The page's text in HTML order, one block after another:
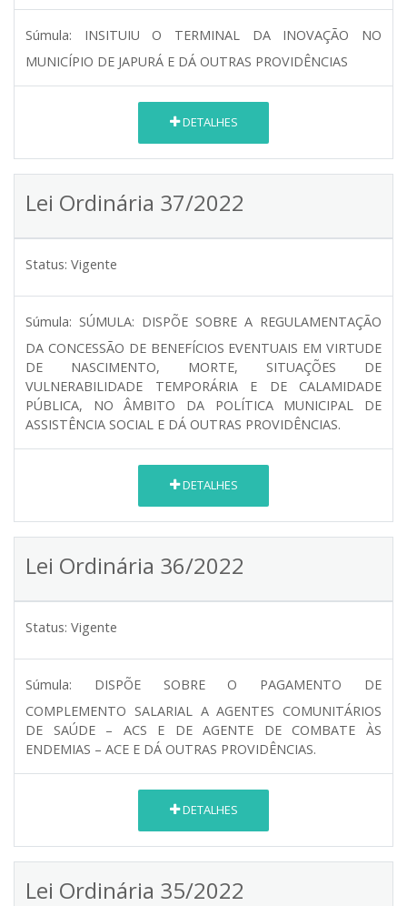
Súmula:
INSITUIU O TERMINAL DA INOVAÇÃO NO
MUNICÍPIO DE JAPURÁ E DÁ OUTRAS PROVIDÊNCIAS
DETALHES
Lei Ordinária 37/2022
Status: Vigente
Súmula: SÚMULA: DISPÕE SOBRE A REGULAMENTAÇÃO
DA CONCESSÃO DE BENEFÍCIOS EVENTUAIS EM VIRTUDE
DE NASCIMENTO, MORTE, SITUAÇÕES DE
VULNERABILIDADE TEMPORÁRIA E DE CALAMIDADE
PÚBLICA, NO ÂMBITO DA POLÍTICA MUNICIPAL DE
ASSISTÊNCIA SOCIAL E DÁ OUTRAS PROVIDÊNCIAS.
DETALHES
Lei Ordinária 36/2022
Status: Vigente
Súmula:
DISPÕE SOBRE O PAGAMENTO DE
COMPLEMENTO SALARIAL A AGENTES COMUNITÁRIOS
DE SAÚDE – ACS E DE AGENTE DE COMBATE ÀS
ENDEMIAS – ACE E DÁ OUTRAS PROVIDÊNCIAS.
DETALHES
Lei Ordinária 35/2022